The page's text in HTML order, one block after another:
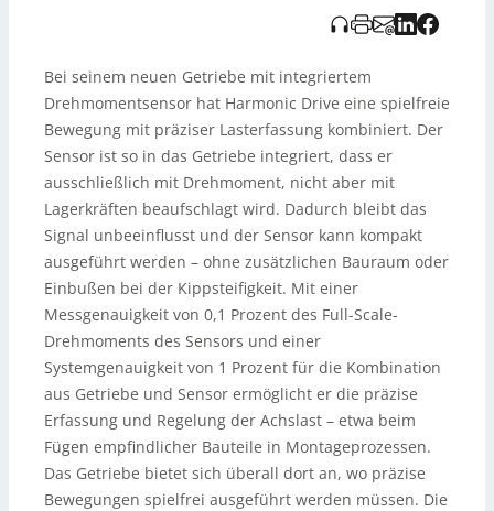
Bei seinem neuen Getriebe mit integriertem
Drehmomentsensor hat Harmonic Drive eine spielfreie
Bewegung mit präziser Lasterfassung kombiniert. Der
Sensor ist so in das Getriebe integriert, dass er
ausschließlich mit Drehmoment, nicht aber mit
Lagerkräften beaufschlagt wird. Dadurch bleibt das
Signal unbeeinflusst und der Sensor kann kompakt
ausgeführt werden – ohne zusätzlichen Bauraum oder
Einbußen bei der Kippsteifigkeit. Mit einer
Messgenauigkeit von 0,1 Prozent des Full-Scale-
Drehmoments des Sensors und einer
Systemgenauigkeit von 1 Prozent für die Kombination
aus Getriebe und Sensor ermöglicht er die präzise
Erfassung und Regelung der Achslast – etwa beim
Fügen empfindlicher Bauteile in Montageprozessen.
Das Getriebe bietet sich überall dort an, wo präzise
Bewegungen spielfrei ausgeführt werden müssen. Die